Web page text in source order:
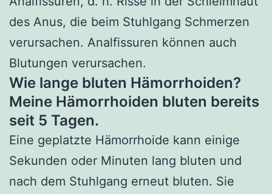
des Anus, die beim Stuhlgang Schmerzen
verursachen. Analfissuren können auch
Blutungen verursachen.
Wie lange bluten Hämorrhoiden?
Meine Hämorrhoiden bluten bereits
seit 5 Tagen.
Eine geplatzte Hämorrhoide kann einige
Sekunden oder Minuten lang bluten und
nach dem Stuhlgang erneut bluten. Sie